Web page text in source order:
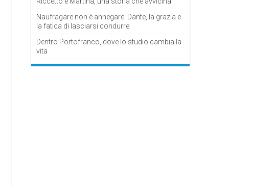
Naufragare non è annegare: Dante, la grazia e
la fatica di lasciarsi condurre
Dentro Portofranco, dove lo studio cambia la
vita